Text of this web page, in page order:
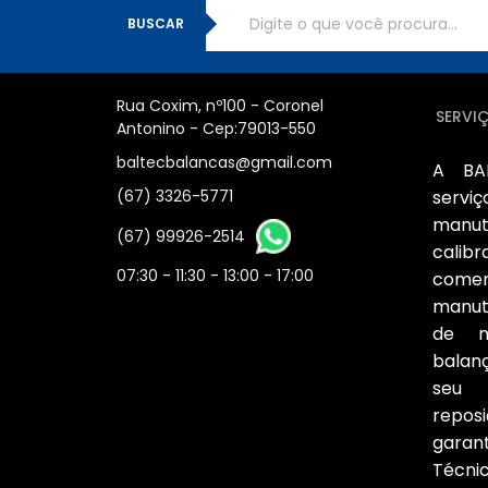
BUSCAR
Rua Coxim, nº100 - Coronel
Antonino - Cep:79013-550
baltecbalancas@gmail.com
(67) 3326-5771
(67) 99926-2514
07:30 - 11:30 - 13:00 - 17:00
A
de
seu